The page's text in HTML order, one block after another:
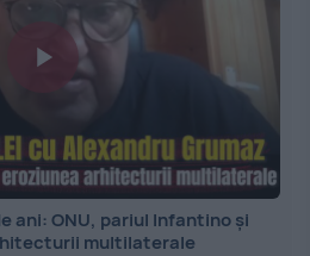
ani: ONU, pariul Infantino și
multilaterale